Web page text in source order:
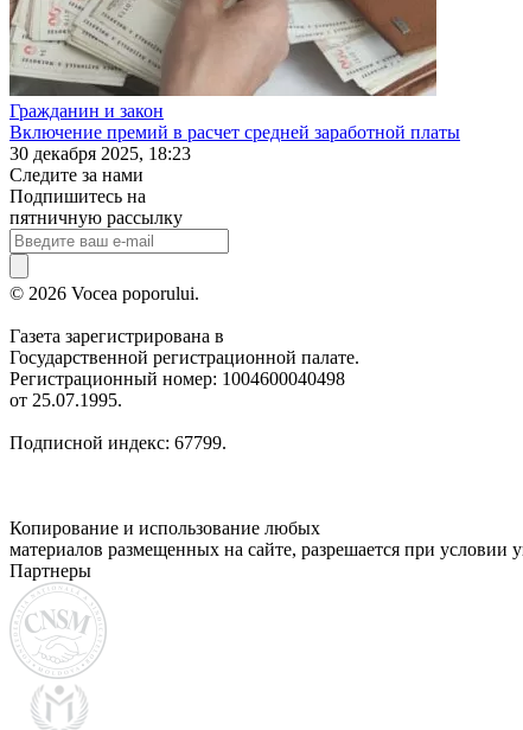
Гражданин и закон
Включение премий в расчет средней заработной платы
30 декабря 2025, 18:23
Следите за нами
Подпишитесь на
пятничную рассылку
© 2026 Vocea poporului.
Газета зарегистрирована в
Государственной регистрационной палате.
Регистрационный номер: 1004600040498
от 25.07.1995.
Подписной индекс: 67799.
Копирование и использование любых
материалов размещенных на сайте, разрешается при условии
Партнеры